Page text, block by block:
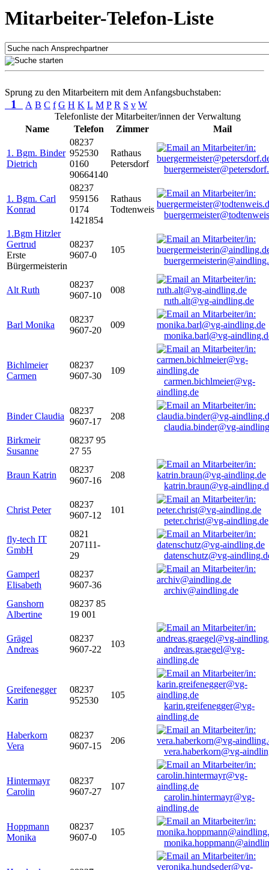
Mitarbeiter-Telefon-Liste
Sprung zu den Mitarbeitern mit dem Anfangsbuchstaben:
1 A B C f G H K L M P R S v W
Telefonliste der Mitarbeiter/innen der Verwaltung
Name
Telefon Zimmer Mail
1. Bgm. Binder
Dietrich
08237
952530
0160
90664140
Rathaus
Petersdorf
1. Bgm. Carl
Konrad
08237
959156
0174
1421854
Rathaus
Todtenweis
1.Bgm Hitzler
Gertrud
Erste
Bürgermeisterin
08237
9607-0
105
Alt Ruth
08237
9607-10
008
ruth.alt@vg-aindling.de
Barl Monika
08237
9607-20
009
monika.barl@vg-
Bichlmeier
Carmen
08237
9607-30
109
carmen.bichlmeier@vg-
aindling.de
Binder Claudia
08237
9607-17
208
claudia.binder@vg-
Birkmeir
Susanne
08237 95
27 55
Braun Katrin
08237
9607-16
208
katrin.braun@vg-
Christ Peter
08237
9607-12
101
peter.christ@vg-aindling.de
fly-tech IT
GmbH
0821
207111-
29
datenschutz@vg-
Gamperl
Elisabeth
08237
9607-36
archiv@aindling.de
Ganshorn
Albertine
08237 85
19 001
Grägel
Andreas
08237
9607-22
103
andreas.graegel@vg-
aindling.de
Greifenegger
Karin
08237
952530
105
karin.greifenegger@vg-
aindling.de
Haberkorn
Vera
08237
9607-15
206
vera.haberkorn@vg-
Hintermayr
Carolin
08237
9607-27
107
carolin.hintermayr@vg-
aindling.de
Hoppmann
Monika
08237
9607-0
105